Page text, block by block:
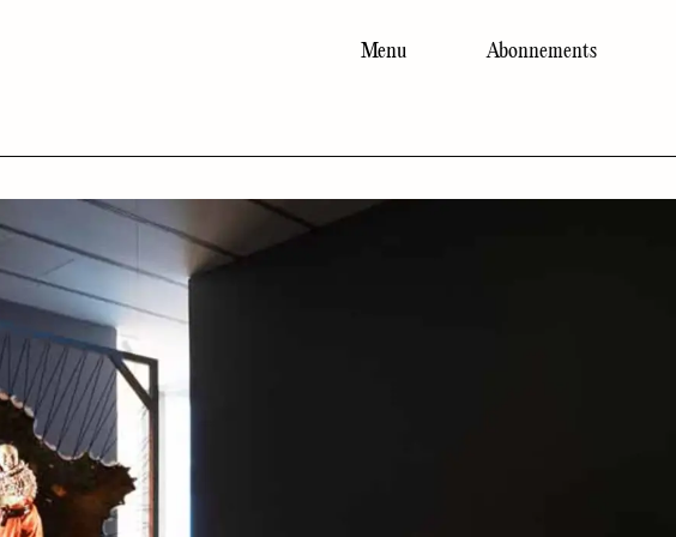
Menu Abonnements